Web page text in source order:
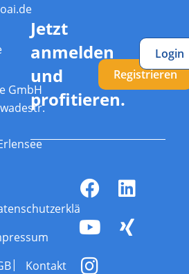
GmbH
Jetzt
anmelden
und
profitieren.
Registrieren
Login
Kontakt